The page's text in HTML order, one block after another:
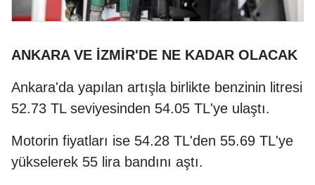
ANKARA VE İZMİR'DE NE KADAR OLACAK
Ankara'da yapılan artışla birlikte benzinin litresi
52.73 TL seviyesinden 54.05 TL'ye ulaştı.
Motorin fiyatları ise 54.28 TL'den 55.69 TL'ye
yükselerek 55 lira bandını aştı.